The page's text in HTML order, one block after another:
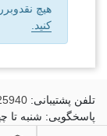
هیچ
کنید.
تلفن پشتیبانی: - 021
پاسخگویی: شنبه تا چهارشنبه 9 تا 17:30،